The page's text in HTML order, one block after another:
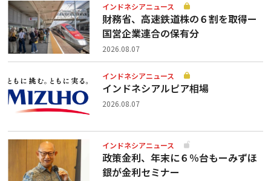
インドネシアニュース
財務省、高速鉄道株の６割を取得ー
国営企業連合の保有分
2026.08.07
インドネシアニュース
インドネシアルピア相場
2026.08.07
インドネシアニュース
政策金利、年末に６％台もーみずほ
銀が金利セミナー